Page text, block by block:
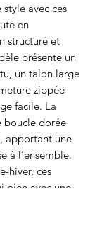
avec ces
en
structuré et
présente un
un talon large
zippée
facile. La
boucle dorée
apportant une
à l’ensemble.
hiver, ces
bien avec une